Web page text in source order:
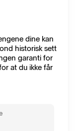
dine kan
historisk sett
garanti for
at du ikke får